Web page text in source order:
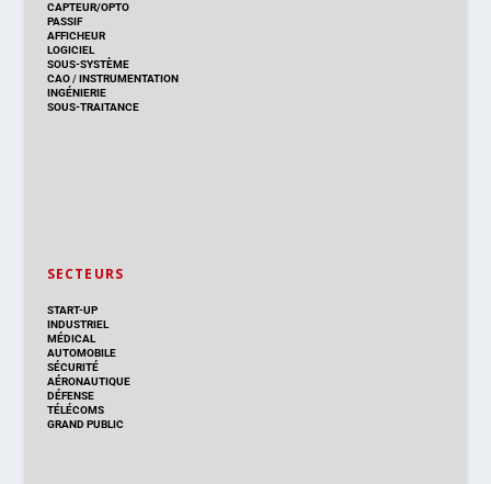
CAPTEUR/OPTO
PASSIF
AFFICHEUR
LOGICIEL
SOUS-SYSTÈME
CAO/INSTRUMENTATION
INGÉNIERIE
SOUS-TRAITANCE
SECTEURS
START-UP
INDUSTRIEL
MÉDICAL
AUTOMOBILE
SÉCURITÉ
AÉRONAUTIQUE
DÉFENSE
TÉLÉCOMS
GRAND PUBLIC